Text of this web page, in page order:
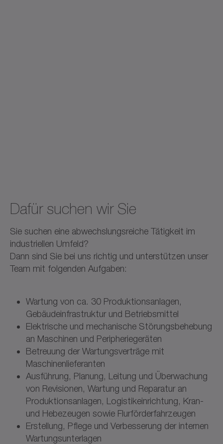
Dafür suchen wir Sie
Sie suchen eine abwechslungsreiche Tätigkeit im
industriellen Umfeld?
Dann sind Sie bei uns richtig und unterstützen unser
Team mit folgenden Aufgaben:
Wartung von ca. 30 Produktionsanlagen,
Gebäudeinfrastruktur und Betriebsmittel
Elektrische und mechanische Störungsbehebung
an Maschinen und Peripheriegeräten
Betreuung der Wartungsverträge mit
Maschinenlieferanten
Ausführung, Planung, Leitung und Überwachung
von Revisionen, Wartung und Reparatur an
Produktionsanlagen, Logistikeinrichtung, Kran-
und Hebezeugen sowie Flurförderfahrzeugen
Erstellung, Pflege und Verbesserung der internen
Wartungsunterlagen